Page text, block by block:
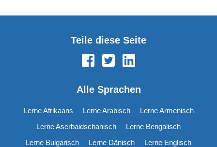
Teile diese Seite
Alle Sprachen
Lerne Afrikaans Lerne Arabisch
Lerne Armenisch
Lerne Aserbaidschanisch
Lerne Bengalisch
Lerne Bulgarisch
Lerne Dänisch
Lerne Englisch